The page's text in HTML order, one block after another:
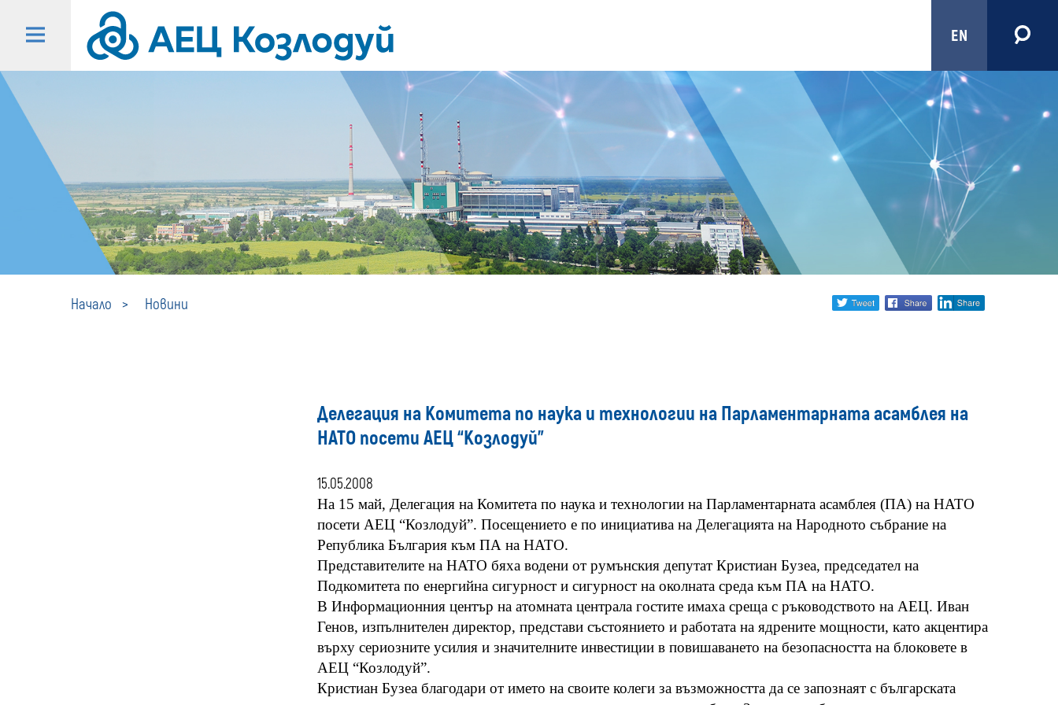
EN
Начало Новини
Share
twitter facebook
Делегация на Комитета по наука и технологии на Парламентарната асамблея на
НАТО посети АЕЦ “Козлодуй”
15.05.2008
На 15 май, Делегация на Комитета по наука и технологии на Парламентарната асамблея (ПА) на НАТО
посети АЕЦ “Козлодуй”. Посещението е по инициатива на Делегацията на Народното събрание на
Република България към ПА на НАТО.
Представителите на НАТО бяха водени от румънския депутат Кристиан Бузеа, председател на
Подкомитета по енергийна сигурност и сигурност на околната среда към ПА на НАТО.
В Информационния център на атомната централа гостите имаха среща с ръководството на АЕЦ. Иван
Генов, изпълнителен директор, представи състоянието и работата на ядрените мощности, като акцентира
върху сериозните усилия и значителните инвестиции в повишаването на безопасността на блоковете в
АЕЦ “Козлодуй”.
Кристиан Бузеа благодари от името на своите колеги за възможността да се запознаят с българската